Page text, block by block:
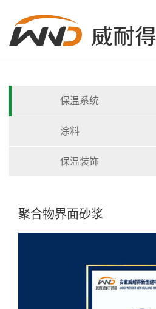
保温系统
涂料
保温装饰
聚合物界面砂浆